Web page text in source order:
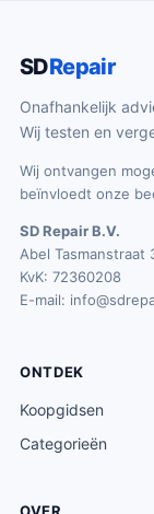
SDRepair
Onafhankelijk
Wij testen en
Wij ontvangen
beïnvloedt onze
SD Repair B.V.
Abel
KvK: 72360208
E-mail:
ONTDEK
Koopgidsen
Categorieën